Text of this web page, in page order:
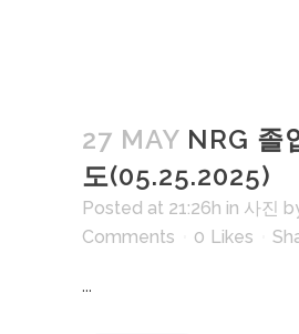
27 MAY NRG 졸
도(05.25.2025)
Posted at 21:26h in 사진
Comments
0 Likes
...